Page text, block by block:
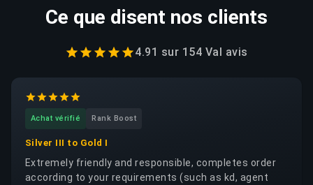
Ce que disent nos clients
4.91 sur 154 Val avis
Achat vérifié Rank Boost
Silver III to Gold I
Extremely friendly and responsible, completes order
according to your requirements (such as kd, agent